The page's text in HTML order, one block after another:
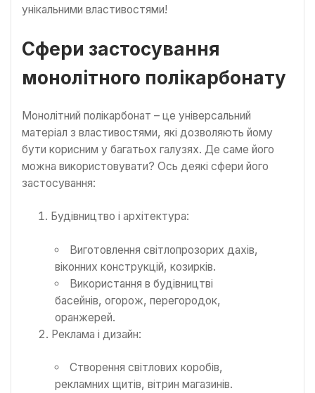
унікальними властивостями!
Сфери застосування
монолітного полікарбонату
Монолітний полікарбонат – це універсальний
матеріал з властивостями, які дозволяють йому
бути корисним у багатьох галузях. Де саме його
можна використовувати? Ось деякі сфери його
застосування:
Будівництво і архітектура:
Виготовлення світлопрозорих дахів,
віконних конструкцій, козирків.
Використання в будівництві
басейнів, огорож, перегородок,
оранжерей.
Реклама і дизайн:
Створення світлових коробів,
рекламних щитів, вітрин магазинів.